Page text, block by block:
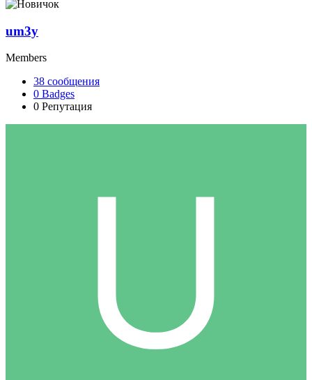
um3y
Members
38 сообщения
0 Badges
0 Репутация